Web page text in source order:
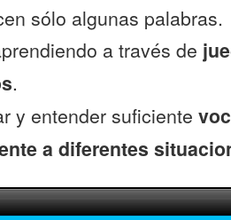
sólo algunas palabras.
a través de
.
y entender suficiente
a diferentes